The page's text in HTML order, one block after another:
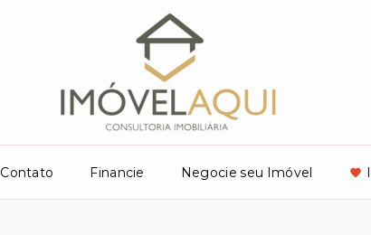
Contato Financie Negocie seu Imóvel